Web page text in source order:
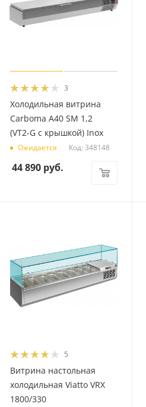
3
Холодильная витрина
Carboma A40 SM 1,2
(VT2‑G с крышкой) Inox
Ожидается Код: 348148
44 890руб.
5
Витрина настольная
холодильная Viatto VRX
1800/330